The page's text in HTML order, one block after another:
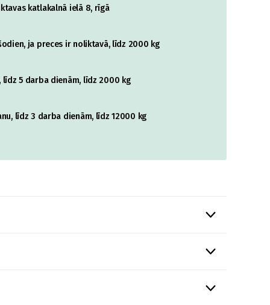
katlakalnā ielā 8, rīgā
ja preces ir noliktavā, līdz 2000 kg
5 darba dienām, līdz 2000 kg
līdz 3 darba dienām, līdz 12000 kg